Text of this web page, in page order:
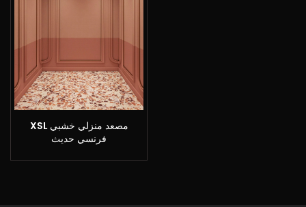
XSL مصعد منزلي خشبي
فرنسي حديث